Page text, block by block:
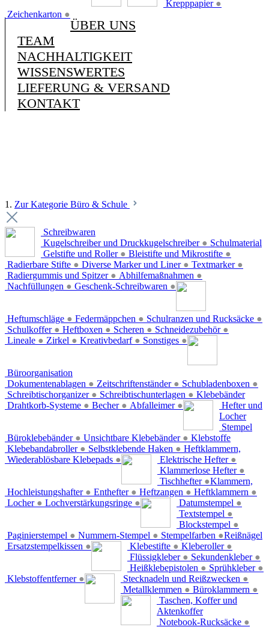
Krepppapier ●
Zeichenkarton ●
ÜBER UNS
TEAM
NACHHALTIGKEIT
WISSENSWERTES
LIEFERUNG & VERSAND
KONTAKT
1. Zur Kategorie Büro & Schule
Schreibwaren
Kugelschreiber und Druckkugelschreiber ●
Gelstifte und Roller ● Bleistifte und Mikrostifte ●
Radierbare Stifte ● Diverse Marker und Liner ● Textmarker ●
Radiergummis und Spitzer ● Abhilfemaßnahmen ●
Nachfüllungen ● Geschenk-Schreibwaren ●
Schulmaterial
Heftumschläge ● Federmäppchen ● Schulranzen und Rucksäcke ●
Schulkoffer ● Heftboxen ● Scheren ● Schneidezubehör ●
Lineale ● Zirkel ● Kreativbedarf ● Sonstiges ●
Büroorganisation
Dokumentenablagen ● Zeitschriftenständer ● Schubladenboxen ●
Schreibtischorganizer ● Schreibtischunterlagen ●
Drahtkorb-Systeme ● Becher ● Abfalleimer ●
Klebebänder
Büroklebebänder ● Unsichtbare Klebebänder ●
Klebebandabroller ● Selbstklebende Haken ●
Wiederablösbare Klebepads ●
Hefter und
Locher
Elektrische Hefter ●
Klammerlose Hefter ●
Tischhefter ●
Hochleistungshafter ● Enthefter ● Heftzangen ● Heftklammern ●
Locher ● Lochverstärkungsringe ●
Stempel
Datumstempel ●
Textstempel ●
Blockstempel ●
Paginierstempel ● Nummern-Stempel ● Stempelfarben ●
Ersatzstempelkissen ●
Klebstoffe
Klebestifte ● Kleberoller ●
Flüssigkleber ● Sekundenkleber ●
Heißklebepistolen ● Sprühkleber ●
Klebstoffentferner ●
Heftklammern,
Klammern,
Reißnägel
Stecknadeln und Reißzwecken ●
Metallklemmen ● Büroklammern ●
Taschen, Koffer und
Aktenkoffer
Notebook-Rucksäcke ●